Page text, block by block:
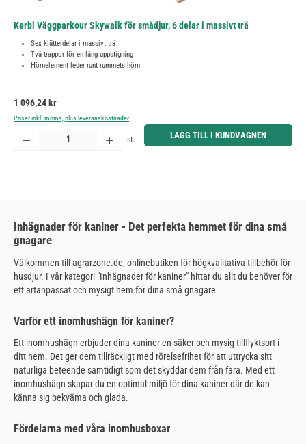
Kerbl Väggparkour Skywalk för smådjur, 6 delar i massivt trä
Sex klätterdelar i massivt trä
Två trappor för en lång uppstigning
Hörnelement leder runt rummets hörn
Ordinarie pris:
1 096,24 kr
Priser inkl. moms, plus leveranskostnader
Produktkvantitet: Ange önskat belopp eller använd knapparna för att öka eller minska kvantiteten.
st. LÄGG TILL I KUNDVAGNEN
Inhägnader för kaniner - Det perfekta hemmet för dina små
gnagare
Välkommen till agrarzone.de, onlinebutiken för högkvalitativa tillbehör för
husdjur. I vår kategori "Inhägnader för kaniner" hittar du allt du behöver för
ett artanpassat och mysigt hem för dina små gnagare.
Varför ett inomhushägn för kaniner?
Ett inomhushägn erbjuder dina kaniner en säker och mysig tillflyktsort i
ditt hem. Det ger dem tillräckligt med rörelsefrihet för att uttrycka sitt
naturliga beteende samtidigt som det skyddar dem från fara. Med ett
inomhushägn skapar du en optimal miljö för dina kaniner där de kan
känna sig bekväma och glada.
Fördelarna med våra inomhusboxar